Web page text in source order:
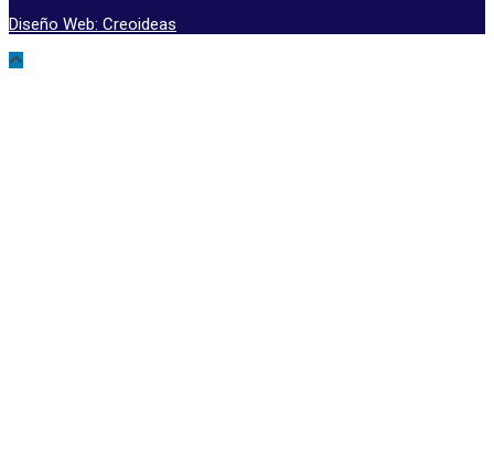
Diseño Web: Creoideas